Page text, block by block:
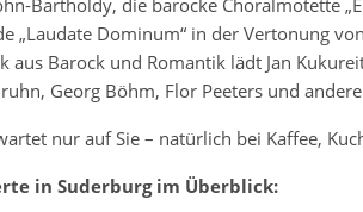
„Laudate Dominum“ in der Vertonung
aus Barock und Romantik lädt Jan
Georg Böhm, Flor Peeters und
nur auf Sie – natürlich bei Kaffee,
in Suderburg im Überblick: